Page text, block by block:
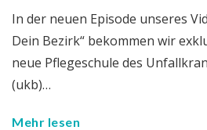
In der neuen Episode unseres
Dein Bezirk“ bekommen wir
neue Pflegeschule des
(ukb)…
Mehr lesen